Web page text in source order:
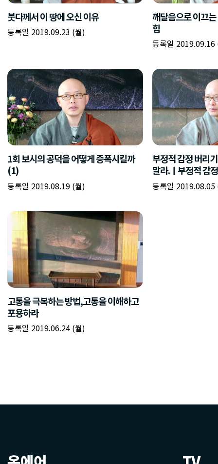
붓다께서 이 땅에 오신 이유
등록일 2019.09.23 (월)
깨달음으로 이끄
힘
등록일 2019.09.16
1회 보시의 공덕을 어떻게 증폭시킬까
(1)
등록일 2019.08.19 (월)
부정적 감정 버리
말라.ㅣ부정적 감
등록일 2019.08.05
고통을 극복하는 방법,고통을 이해하고
포용하라
등록일 2019.06.24 (월)